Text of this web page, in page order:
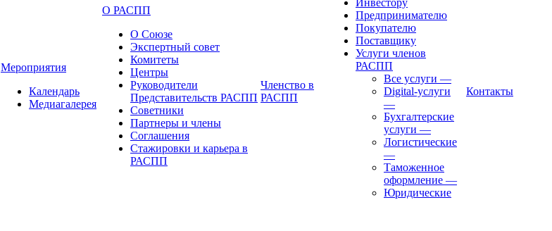
Мероприятия
Календарь
Медиагалерея
О РАСПП
О Союзе
Экспертный совет
Комитеты
Центры
Руководители
Представительств РАСПП
Советники
Партнеры и члены
Соглашения
Стажировки и карьера в
РАСПП
Членство в
РАСПП
Инвестору
Предпринимателю
Покупателю
Поставщику
Услуги членов
РАСПП
Все услуги —
Digital-услуги
—
Бухгалтерские
услуги —
Логистические
—
Таможенное
оформление —
Юридические
Контакты